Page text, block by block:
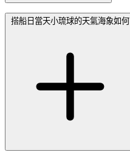
搭船日當天小琉球的天氣海象如何